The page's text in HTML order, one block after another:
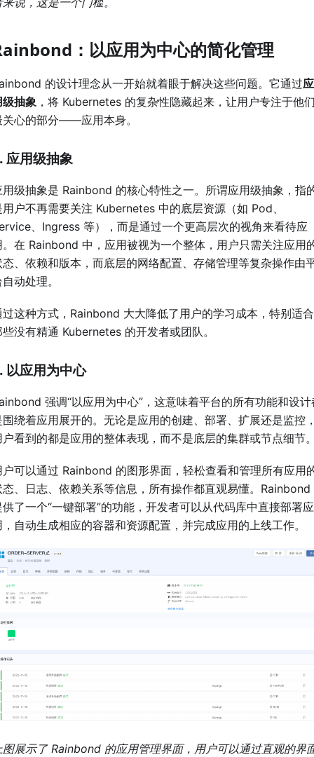
：以应用为中心的简化管理
的设计理念从一开始就着眼于解决这些问题。它通过应
级抽象，将 Kubernetes 的复杂性隐藏起来，让用户专注于他
关心的部分——应用本身。
应用级抽象
用级抽象是 Rainbond 的核心特性之一。所谓应用级抽象，指
户不再需要关注 Kubernetes 中的底层资源（如 Pod、
、Ingress 等），而是通过一个更高层次的视角来看待应
。在 Rainbond 中，应用被视为一个整体，用户只需关注应用
态、依赖和版本，而底层的网络配置、存储管理等复杂操作由
动处理。
过这种方式，Rainbond 大大降低了用户的学习成本，特别适合
没有精通 Kubernetes 的开发者或团队。
以应用为中心
强调“以应用为中心”，这意味着平台的所有功能和设计
围绕着应用展开的。无论是应用的创建、部署、扩展还是监控
户看到的都是应用的整体表现，而不是底层的集群或节点细节
户可以通过 Rainbond 的图形界面，轻松查看和管理所有应用
态、日志、依赖关系等信息，所有操作都直观易懂。Rainbond
了一个“一键部署”的功能，开发者可以从代码库中直接部署应
自动生成相应的容器和资源配置，并完成应用的上线工作。
图展示了 Rainbond 的应用管理界面，用户可以通过直观的界